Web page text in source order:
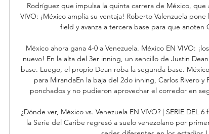
Rodríguez que impulsa la quinta carrera de México, que
VIVO: ¡México amplía su ventaja! Roberto Valenzuela
field y avanza a tercera base para que anoten
México ahora gana 4-0 a Venezuela. México EN VIVO:
nuevo! En la alta del 3er inning, un sencillo de Justin
base. Luego, el propio Dean roba la segunda base.
para MirandaEn la baja del 2do inning, Carlos Rivero y
ponchados y no pudieron aprovechar el corredor en
¿Dónde ver, México vs. Venezuela EN VIVO? | SERIE DEL
la Serie del Caribe regresó a suelo venezolano por